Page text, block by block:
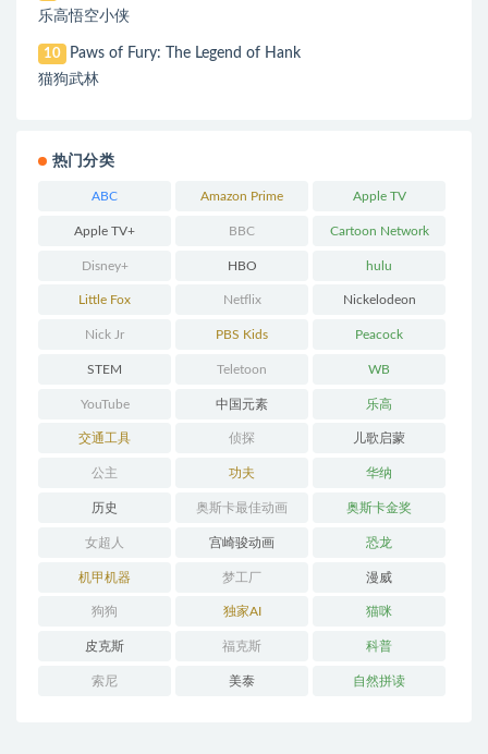
乐高悟空小侠
10
Paws of Fury: The Legend of Hank
猫狗武林
热门分类
ABC Amazon Prime Apple TV
Apple TV+ BBC Cartoon Network
Disney+ HBO hulu
Little Fox Netflix Nickelodeon
Nick Jr PBS Kids Peacock
STEM Teletoon WB
YouTube 中国元素 乐高
交通工具 侦探 儿歌启蒙
公主 功夫 华纳
历史 奥斯卡最佳动画 奥斯卡金奖
女超人 宫崎骏动画 恐龙
机甲机器 梦工厂 漫威
狗狗 独家AI 猫咪
皮克斯 福克斯 科普
索尼 美泰 自然拼读